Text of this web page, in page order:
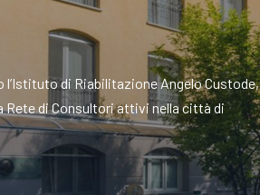
di Riabilitazione Angelo Custode,
Rete di Consultori attivi nella città di